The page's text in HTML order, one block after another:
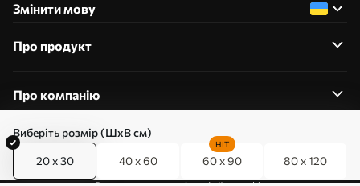
Виберіть розмір (ШхВ см)
20 x 30 40 x 60 60 x 90
HIT
80 x 120
Змінити мову
Про продукт
Про компанію
0800357223